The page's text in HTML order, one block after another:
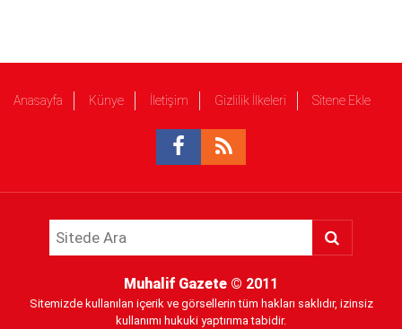
Anasayfa Künye İletişim Gizlilik İlkeleri Sitene Ekle
Muhalif Gazete © 2011
Sitemizde kullanılan içerik ve görsellerin tüm hakları saklıdır, izinsiz
kullanımı hukuki yaptırıma tabidir.